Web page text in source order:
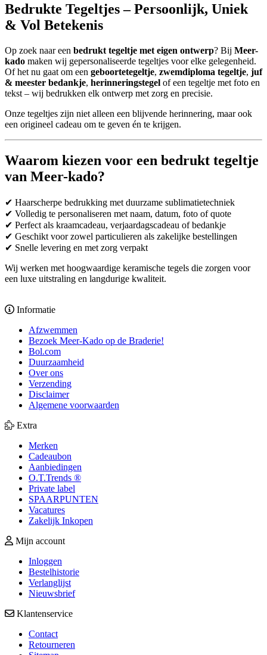
Bedrukte Tegeltjes – Persoonlijk, Uniek
& Vol Betekenis
Op zoek naar een bedrukt tegeltje met eigen ontwerp? Bij Meer-
kado maken wij gepersonaliseerde tegeltjes voor elke gelegenheid.
Of het nu gaat om een geboortetegeltje, zwemdiploma tegeltje, juf
& meester bedankje, herinneringstegel of een tegeltje met foto en
tekst – wij bedrukken elk ontwerp met zorg en precisie.
Onze tegeltjes zijn niet alleen een blijvende herinnering, maar ook
een origineel cadeau om te geven én te krijgen.
Waarom kiezen voor een bedrukt tegeltje
van Meer-kado?
✔ Haarscherpe bedrukking met duurzame sublimatietechniek
✔ Volledig te personaliseren met naam, datum, foto of quote
✔ Perfect als kraamcadeau, verjaardagscadeau of bedankje
✔ Geschikt voor zowel particulieren als zakelijke bestellingen
✔ Snelle levering en met zorg verpakt
Wij werken met hoogwaardige keramische tegels die zorgen voor
een luxe uitstraling en langdurige kwaliteit.
Informatie
Afzwemmen
Bezoek Meer-Kado op de Braderie!
Bol.com
Duurzaamheid
Over ons
Verzending
Disclaimer
Algemene voorwaarden
Extra
Merken
Cadeaubon
Aanbiedingen
O.T.Trends ®
Private label
SPAARPUNTEN
Vacatures
Zakelijk Inkopen
Mijn account
Inloggen
Bestelhistorie
Verlanglijst
Nieuwsbrief
Klantenservice
Contact
Retourneren